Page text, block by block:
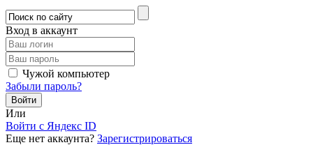
Вход в аккаунт
Чужой компьютер
Забыли пароль?
Или
Войти c Яндекс ID
Еще нет аккаунта? Зарегистрироваться